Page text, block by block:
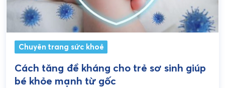
Chuyên trang sức khoẻ
Cách tăng đề kháng cho trẻ sơ sinh giúp
bé khỏe mạnh từ gốc